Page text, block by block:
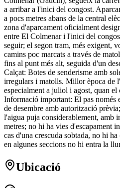
a arribar a l'inici del congost.
a pocs metres abans de la central
zona d'aparcament oficialment
entre El Colmenar i l'inici del
seguir; el segon tram, més exigent,
camins poc marcats a través de
fins al punt més alt, seguida d'un
Calçat: Botes de senderisme amb
irregulars i matolls. Millor època de
especialment a juliol i agost, quan el
Informació important: El pas només
de desembre amb autorització
l'aigua puja considerablement, amb
metres; no hi ha vies d'escapament
cas d'una crescuda sobtada, no hi
en algunes seccions no hi entra la
Ubicació